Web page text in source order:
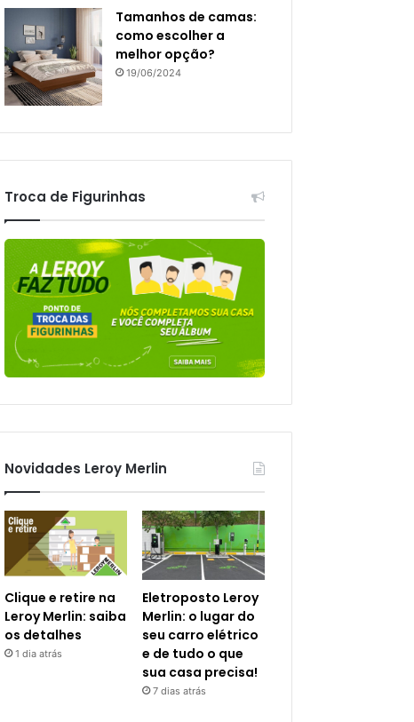
Tamanhos de camas:
como escolher a
melhor opção?
19/06/2024
Troca de Figurinhas
Novidades Leroy Merlin
Clique e retire na
Leroy Merlin: saiba
os detalhes
1 dia atrás
Eletroposto Leroy
Merlin: o lugar do
seu carro elétrico
e de tudo o que
sua casa precisa!
7 dias atrás